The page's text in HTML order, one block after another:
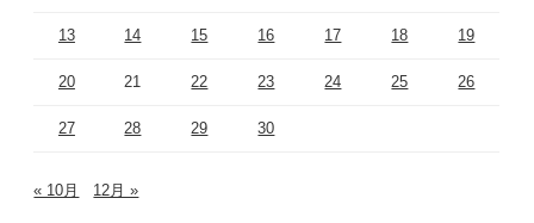
13 14 15 16 17 18 19
20 21 22 23 24 25 26
27 28 29 30
« 10月 12月 »